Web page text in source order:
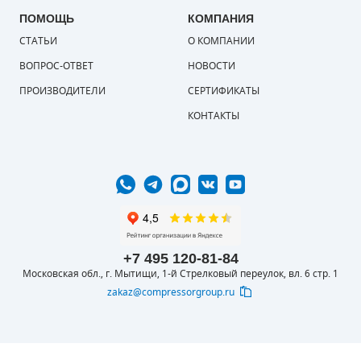
+7 495 120-81-84
Московская обл., г. Мытищи, 1-й Стрелковый переулок, вл. 6 стр. 1
zakaz@compressorgroup.ru
ПОМОЩЬ
СТАТЬИ
ВОПРОС-ОТВЕТ
ПРОИЗВОДИТЕЛИ
КОМПАНИЯ
О КОМПАНИИ
НОВОСТИ
СЕРТИФИКАТЫ
КОНТАКТЫ
ПОРШНЕВЫЕ БЛОКИ
ДЕТАЛИ ПОРШНЕВЫХ КОМПРЕССОРОВ
ДЕТАЛИ ПОГРУЖНЫХ НАСОСОВ
ШЛАНГИ ДЛЯ МОТОПОМП